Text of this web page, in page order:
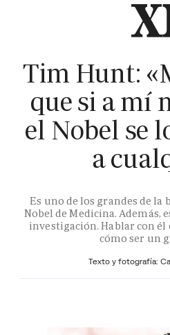
Tim Hunt:
que si a mí
el Nobel se
a
Es uno de los grandes de
Nobel de Medicina. Además,
investigación. Hablar con él
cómo ser un
Texto y fotografía: